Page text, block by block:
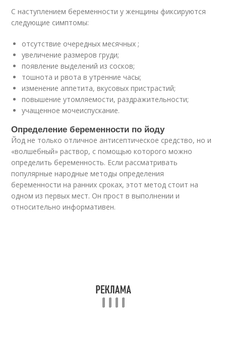
С наступлением беременности у женщины фиксируются
следующие симптомы:
отсутствие очередных месячных ;
увеличение размеров груди;
появление выделений из сосков;
тошнота и рвота в утренние часы;
изменение аппетита, вкусовых пристрастий;
повышение утомляемости, раздражительности;
учащенное мочеиспускание.
Определение беременности по йоду
Йод не только отличное антисептическое средство, но и
«волшебный» раствор, с помощью которого можно
определить беременность. Если рассматривать
популярные народные методы определения
беременности на ранних сроках, этот метод стоит на
одном из первых мест. Он прост в выполнении и
относительно информативен.